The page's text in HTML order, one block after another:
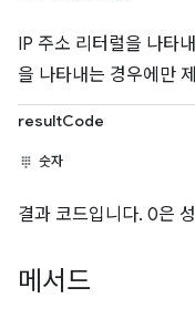
IP 주소 리터럴을 나타
을 나타내는 경우에만
resultCode
숫자
결과 코드입니다. 0은
메서드